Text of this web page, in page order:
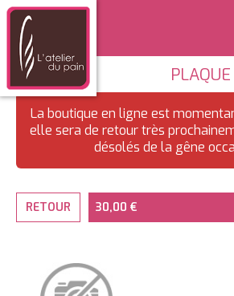
La boutique en ligne est
elle sera de retour très
désolés de la gêne
RETOUR 30,00 €